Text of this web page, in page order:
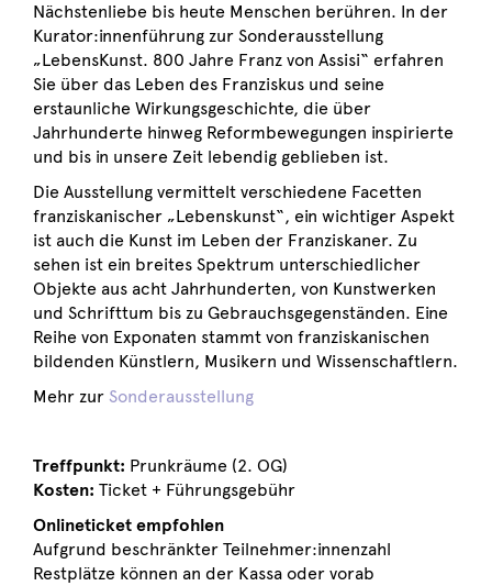
Nächstenliebe bis heute Menschen berühren. In der
Kurator:innenführung zur Sonderausstellung
„LebensKunst. 800 Jahre Franz von Assisi“ erfahren
Sie über das Leben des Franziskus und seine
erstaunliche Wirkungsgeschichte, die über
Jahrhunderte hinweg Reformbewegungen inspirierte
und bis in unsere Zeit lebendig geblieben ist.
Die Ausstellung vermittelt verschiedene Facetten
franziskanischer „Lebenskunst“, ein wichtiger Aspekt
ist auch die Kunst im Leben der Franziskaner. Zu
sehen ist ein breites Spektrum unterschiedlicher
Objekte aus acht Jahrhunderten, von Kunstwerken
und Schrifttum bis zu Gebrauchsgegenständen. Eine
Reihe von Exponaten stammt von franziskanischen
bildenden Künstlern, Musikern und Wissenschaftlern.
Mehr zur Sonderausstellung
Treffpunkt: Prunkräume (2. OG)
Kosten: Ticket + Führungsgebühr
Onlineticket empfohlen
Aufgrund beschränkter Teilnehmer:innenzahl
Restplätze können an der Kassa oder vorab